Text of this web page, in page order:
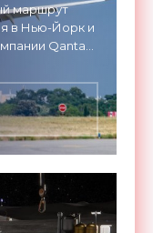
маршрут
в Нью-Йорк и
Qantas